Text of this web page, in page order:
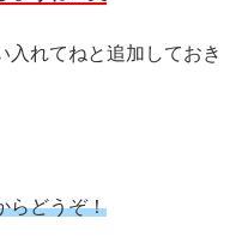
入れてねと追加しておき
らどうぞ！